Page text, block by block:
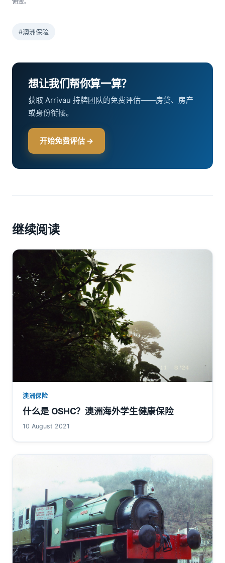
#澳洲保险
想让我们帮你算一算？
获取 Arrivau 持牌团队的免费评估——房贷、房产
或身份衔接。
开始免费评估 →
继续阅读
澳洲保险
什么是 OSHC？澳洲海外学生健康保险
10 August 2021